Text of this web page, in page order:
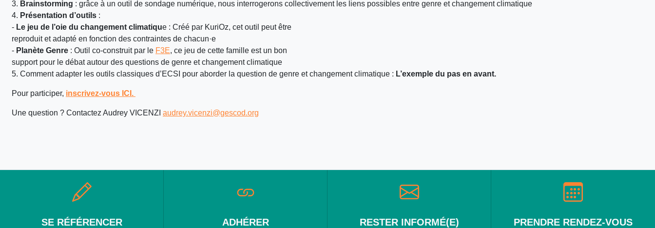
3. Brainstorming : grâce à un outil de sondage numérique, nous interrogerons collectivement les liens possibles entre genre et changement climatique
4. Présentation d’outils :
- Le jeu de l’oie du changement climatique : Créé par KuriOz, cet outil peut être
reproduit et adapté en fonction des contraintes de chacun·e
- Planète Genre : Outil co-construit par le F3E, ce jeu de cette famille est un bon
support pour le débat autour des questions de genre et changement climatique
5. Comment adapter les outils classiques d’ECSI pour aborder la question de genre et changement climatique : L’exemple du pas en avant.
Pour participer, inscrivez-vous ICI.
Une question ? Contactez Audrey VICENZI audrey.vicenzi@gescod.org
SE RÉFÉRENCER ADHÉRER RESTER INFORMÉ(E) PRENDRE RENDEZ-VOUS